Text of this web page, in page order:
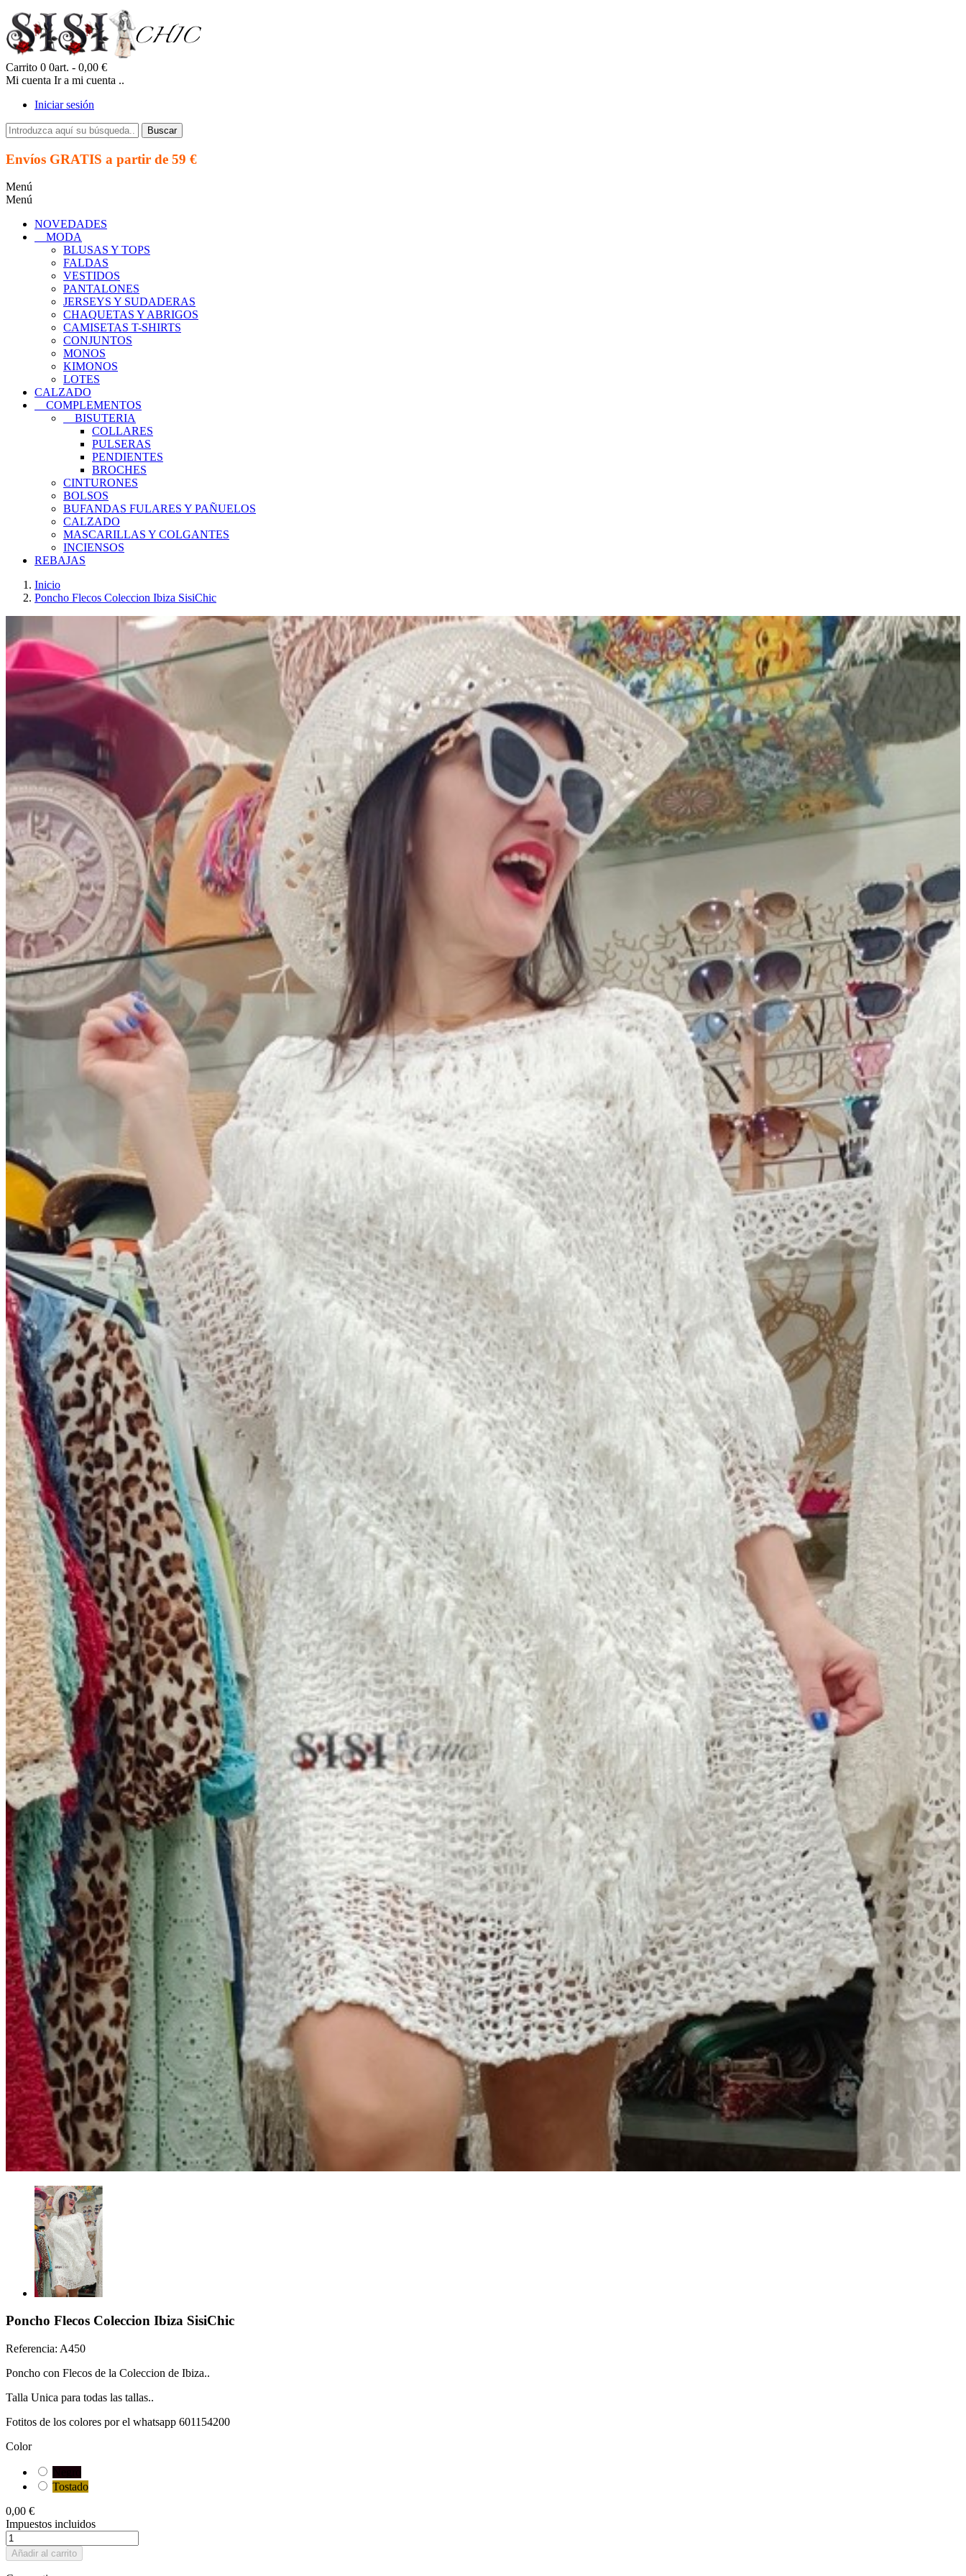
Carrito 0 0art. - 0,00 €
Mi cuenta Ir a mi cuenta ..
Iniciar sesión
Buscar
Envíos GRATIS a partir de 59 €
Menú
Menú
NOVEDADES
MODA
BLUSAS Y TOPS
FALDAS
VESTIDOS
PANTALONES
JERSEYS Y SUDADERAS
CHAQUETAS Y ABRIGOS
CAMISETAS T-SHIRTS
CONJUNTOS
MONOS
KIMONOS
LOTES
CALZADO
COMPLEMENTOS
BISUTERIA
COLLARES
PULSERAS
PENDIENTES
BROCHES
CINTURONES
BOLSOS
BUFANDAS FULARES Y PAÑUELOS
CALZADO
MASCARILLAS Y COLGANTES
INCIENSOS
REBAJAS
Inicio
Poncho Flecos Coleccion Ibiza SisiChic
Poncho Flecos Coleccion Ibiza SisiChic
Referencia: A450
Poncho con Flecos de la Coleccion de Ibiza..
Talla Unica para todas las tallas..
Fotitos de los colores por el whatsapp 601154200
Color
Tostado
0,00 €
Impuestos incluidos
Añadir al carrito